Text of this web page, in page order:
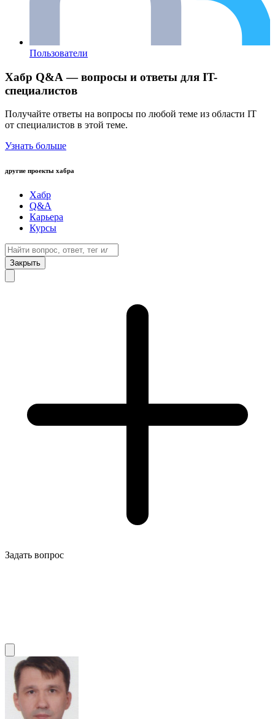
Пользователи
Хабр Q&A — вопросы и ответы для IT-
специалистов
Получайте ответы на вопросы по любой теме из области IT
от специалистов в этой теме.
Узнать больше
другие проекты хабра
Хабр
Q&A
Карьера
Курсы
Закрыть
Задать вопрос